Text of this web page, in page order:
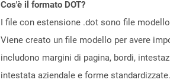
Cos'è il formato DOT?
I file con estensione .dot sono file
Viene creato un file modello per avere
includono margini di pagina, bordi,
intestata aziendale e forme